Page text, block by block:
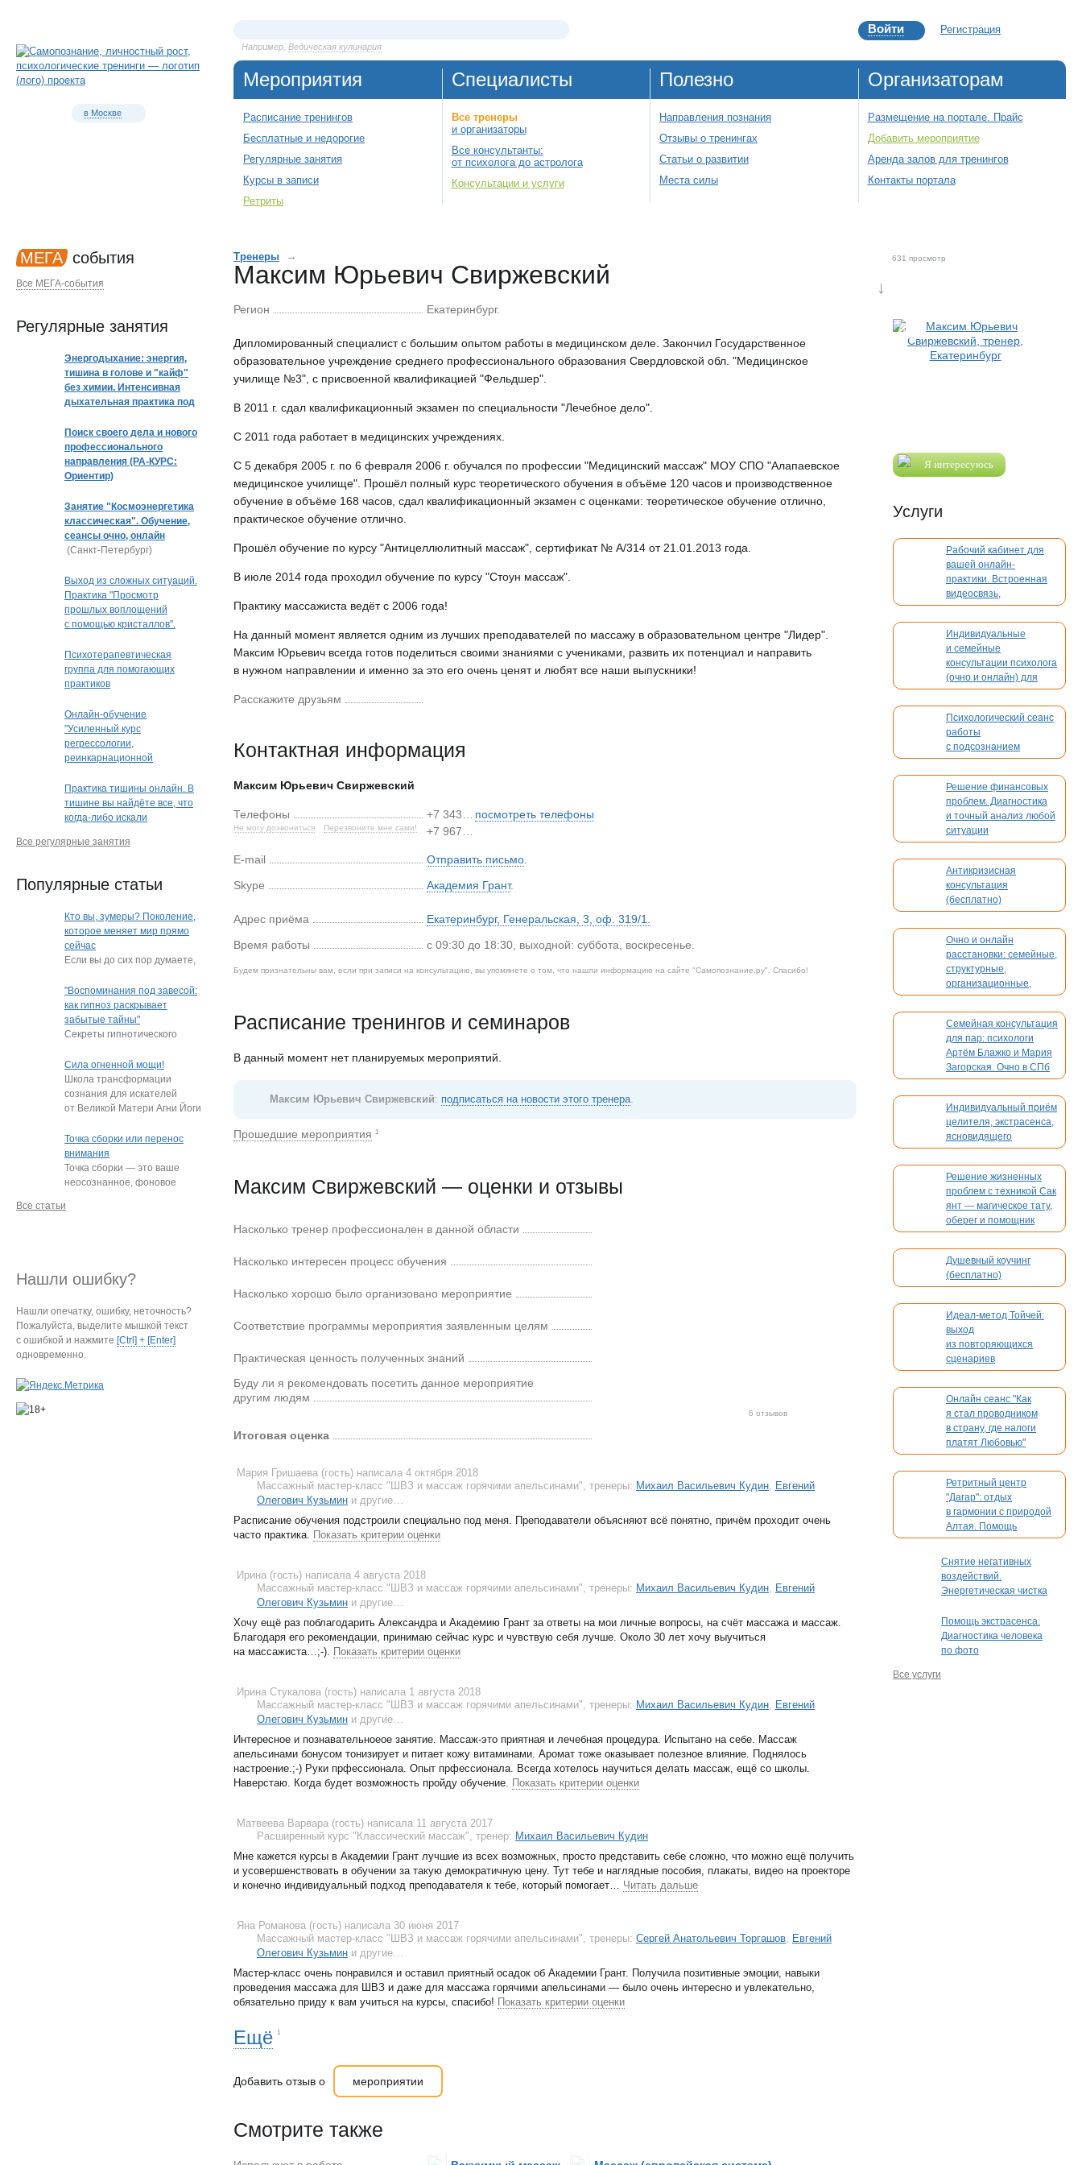
в Москве
Например, Ведическая кулинария
Войти Регистрация
Мероприятия
Расписание тренингов
Бесплатные и недорогие
Регулярные занятия
Курсы в записи
Ретриты
Специалисты
Все тренеры
и организаторы
Все консультанты:
от психолога до астролога
Консультации и услуги
Полезно
Направления познания
Отзывы о тренингах
Статьи о развитии
Места силы
Организаторам
Размещение на портале. Прайс
Добавить мероприятие
Аренда залов для тренингов
Контакты портала
↓
Я интересуюсь
Услуги
Рабочий кабинет для
вашей онлайн-
практики. Встроенная
видеосвязь,
бронирование,
платежи. Без
конкуренции
Индивидуальные
и семейные
консультации психолога
(очно и онлайн) для
взрослых и детей
Психологический сеанс
работы
с подсознанием
Решение финансовых
проблем. Диагностика
и точный анализ любой
ситуации
Антикризисная
консультация
(бесплатно)
Очно и онлайн
расстановки: семейные,
структурные,
организационные,
духовные, кармические
Семейная консультация
для пар: психологи
Артём Блажко и Мария
Загорская. Очно в СПб
и онлайн
Индивидуальный приём
целителя, экстрасенса,
ясновидящего
Решение жизненных
проблем с техникой Сак
янт — магическое тату,
оберег и помощник
Душевный коучинг
(бесплатно)
Идеал-метод Тойчей:
выход
из повторяющихся
сценариев
Онлайн сеанс "Как
я стал проводником
в страну, где налоги
платят Любовью"
Ретритный центр
"Дагар": отдых
в гармонии с природой
Алтая. Помощь
в организации вашего
мероприятия
Снятие негативных
воздействий.
Энергетическая чистка
Помощь экстрасенса.
Диагностика человека
по фото
Все услуги
Тренеры →
Максим Юрьевич Свиржевский
631 просмотр
Регион Екатеринбург.
Дипломированный специалист с большим опытом работы в медицинском деле. Закончил Государственное
образовательное учреждение среднего профессионального образования Свердловской обл. "Медицинское
училище №3", с присвоенной квалификацией "Фельдшер".
В 2011 г. сдал квалификационный экзамен по специальности "Лечебное дело".
С 2011 года работает в медицинских учреждениях.
С 5 декабря 2005 г. по 6 февраля 2006 г. обучался по профессии "Медицинский массаж" МОУ СПО "Алапаевское
медицинское училище". Прошёл полный курс теоретического обучения в объёме 120 часов и производственное
обучение в объёме 168 часов, сдал квалификационный экзамен с оценками: теоретическое обучение отлично,
практическое обучение отлично.
Прошёл обучение по курсу "Антицеллюлитный массаж", сертификат № А/314 от 21.01.2013 года.
В июле 2014 года проходил обучение по курсу "Стоун массаж".
Практику массажиста ведёт с 2006 года!
На данный момент является одним из лучших преподавателей по массажу в образовательном центре "Лидер".
Максим Юрьевич всегда готов поделиться своими знаниями с учениками, развить их потенциал и направить
в нужном направлении и именно за это его очень ценят и любят все наши выпускники!
Расскажите друзьям
Контактная информация
Максим Юрьевич Свиржевский
Телефоны
Не могу дозвониться Перезвоните мне сами!
+7 343…
+7 967…
посмотреть телефоны
E-mail Отправить письмо.
Skype
Академия Грант.
Адрес приёма Екатеринбург, Генеральская, 3, оф. 319/1.
Время работы
с 09:30 до 18:30, выходной: суббота, воскресенье.
Будем признательны вам, если при записи на консультацию, вы упомянете о том, что нашли информацию на сайте "Самопознание.ру". Спасибо!
Расписание тренингов и семинаров
В данный момент нет планируемых мероприятий.
Максим Юрьевич Свиржевский: подписаться на новости этого тренера.
Прошедшие мероприятия 1
Максим Свиржевский — оценки и отзывы
Насколько тренер профессионален в данной области
Насколько интересен процесс обучения
Насколько хорошо было организовано мероприятие
Соответствие программы мероприятия заявленным целям
Практическая ценность полученных знаний
Буду ли я рекомендовать посетить данное мероприятие
другим людям
Итоговая оценка
6 отзывов
Мария Гришаева (гость) написала 4 октября 2018
Массажный мастер-класс "ШВЗ и массаж горячими апельсинами", тренеры: Михаил Васильевич Кудин, Евгений
Олегович Кузьмин и другие…
Расписание обучения подстроили специально под меня. Преподаватели объясняют всё понятно, причём проходит очень
часто практика. Показать критерии оценки
Ирина (гость) написала 4 августа 2018
Массажный мастер-класс "ШВЗ и массаж горячими апельсинами", тренеры: Михаил Васильевич Кудин, Евгений
Олегович Кузьмин и другие…
Хочу ещё раз поблагодарить Александра и Академию Грант за ответы на мои личные вопросы, на счёт массажа и массаж.
Благодаря его рекомендации, принимаю сейчас курс и чувствую себя лучше. Около 30 лет хочу выучиться
на массажиста…;-). Показать критерии оценки
Ирина Стукалова (гость) написала 1 августа 2018
Массажный мастер-класс "ШВЗ и массаж горячими апельсинами", тренеры: Михаил Васильевич Кудин, Евгений
Олегович Кузьмин и другие…
Интересное и познавательноеое занятие. Массаж-это приятная и лечебная процедура. Испытано на себе. Массаж
апельсинами бонусом тонизирует и питает кожу витаминами. Аромат тоже оказывает полезное влияние. Поднялось
настроение.;-) Руки прфессионала. Опыт прфессионала. Всегда хотелось научиться делать массаж, ещё со школы.
Наверстаю. Когда будет возможность пройду обучение. Показать критерии оценки
Матвеева Варвара (гость) написала 11 августа 2017
Расширенный курс "Классический массаж", тренер: Михаил Васильевич Кудин
Мне кажется курсы в Академии Грант лучшие из всех возможных, просто представить себе сложно, что можно ещё получить
и усовершенствовать в обучении за такую демократичную цену. Тут тебе и наглядные пособия, плакаты, видео на проекторе
и конечно индивидуальный подход преподавателя к тебе, который помогает… Читать дальше
Яна Романова (гость) написала 30 июня 2017
Массажный мастер-класс "ШВЗ и массаж горячими апельсинами", тренеры: Сергей Анатольевич Торгашов, Евгений
Олегович Кузьмин и другие…
Мастер-класс очень понравился и оставил приятный осадок об Академии Грант. Получила позитивные эмоции, навыки
проведения массажа для ШВЗ и даже для массажа горячими апельсинами — было очень интересно и увлекательно,
обязательно приду к вам учиться на курсы, спасибо! Показать критерии оценки
Ещё 1
Добавить отзыв о мероприятии
Смотрите также
МЕГА события
Все МЕГА-события
Регулярные занятия
Энергодыхание: энергия,
тишина в голове и "кайф"
без химии. Интенсивная
дыхательная практика под
Поиск своего дела и нового
профессионального
направления (РА-КУРС:
Ориентир)
Занятие "Космоэнергетика
классическая". Обучение,
сеансы очно, онлайн
(Санкт-Петербург)
Выход из сложных ситуаций.
Практика "Просмотр
прошлых воплощений
с помощью кристаллов".
(очно или дистанционно)
(Краснодар)
Психотерапевтическая
группа для помогающих
практиков
Онлайн-обучение
"Усиленный курс
регрессологии,
реинкарнационной
Практика тишины онлайн. В
тишине вы найдёте все, что
когда-либо искали
Все регулярные занятия
Популярные статьи
Кто вы, зумеры? Поколение,
которое меняет мир прямо
сейчас
Если вы до сих пор думаете,
"подростки, которые
постоянно …
"Воспоминания под завесой:
как гипноз раскрывает
забытые тайны"
Секреты гипнотического
Нередко под гипнозом люди
извлекают из глубин…
Сила огненной мощи!
Школа трансформации
сознания для искателей
от Великой Матери Агни Йоги
Точка сборки или перенос
внимания
Точка сборки — это ваше
неосознанное, фоновое
на определённый
Все статьи
Нашли ошибку?
Нашли опечатку, ошибку, неточность?
Пожалуйста, выделите мышкой текст
с ошибкой и нажмите [Ctrl] + [Enter]
одновременно.